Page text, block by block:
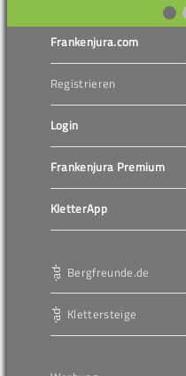
Frankenjura.com
Registrieren
Login
Frankenjura Premium
KletterApp
Bergfreunde.de
Klettersteige